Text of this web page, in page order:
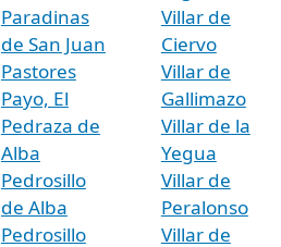
Paradinas
de San Juan
Pastores
Payo, El
Pedraza de
Alba
Pedrosillo
de Alba
Pedrosillo
Villar de
Ciervo
Villar de
Gallimazo
Villar de la
Yegua
Villar de
Peralonso
Villar de